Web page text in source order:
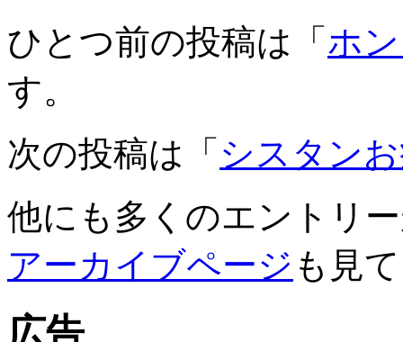
ひとつ前の投稿は「 ホ
す。
次の投稿は「 シスタン
他にも多くのエントリ
アーカイブページ も見